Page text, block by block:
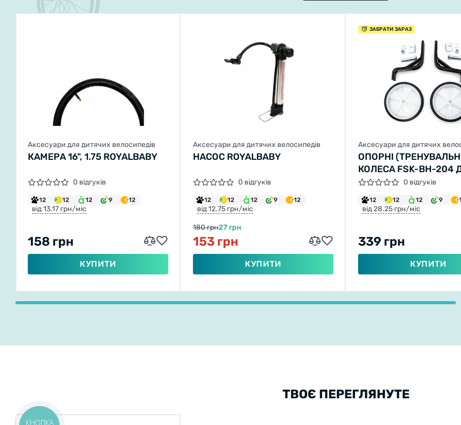
Аксесуари для дитячих велосипедів
КАМЕРА 16", 1.75 ROYALBABY
0 відгуків
12 12 12 9 12
від 13.17 грн/міс
158 грн
КУПИТИ
Аксесуари для дитячих велосипедів
НАСОС ROYALBABY
0 відгуків
12 12 12 9 12
від 12.75 грн/міс
180 грн27 грн
153 грн
КУПИТИ
ЗАБРАТИ ЗАРАЗ
Аксесуари для дитячих
ОПОРНІ
КОЛЕСА FSK-BH-204
ДИТ. ВІВ. 12"-16" БІЛІ З
ЧОРНИМ (БІЛИЙ З
0 відгуків
12 12 12 9
від 28.25 грн/міс
339 грн
КУПИТИ
ТВОЄ ПЕРЕГЛЯНУТЕ
КНОПКА